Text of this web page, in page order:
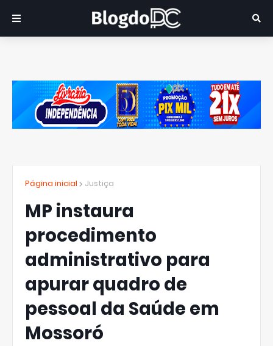
Página inicial Justiça
MP instaura
procedimento
administrativo para
apurar quadro de
pessoal da Saúde em
Mossoró